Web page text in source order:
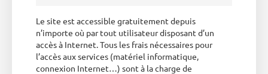
Le site est accessible gratuitement depuis
n’importe où par tout utilisateur disposant d’un
accès à Internet. Tous les frais nécessaires pour
l’accès aux services (matériel informatique,
connexion Internet…) sont à la charge de